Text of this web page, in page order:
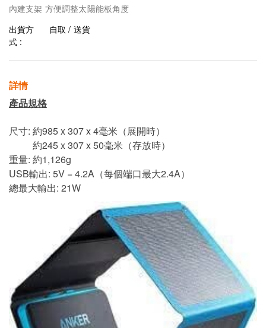
內建支架 方便調整太陽能板角度
出貨方
式 :
自取 / 送貨
詳情
產品規格
尺寸: 約985 x 307 x 4毫米（展開時）
約245 x 307 x 50毫米（存放時）
重量: 約1,126g
USB輸出: 5V = 4.2A（每個端口最大2.4A）
總最大輸出: 21W